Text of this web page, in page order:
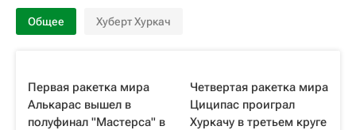
Общее Хуберт Хуркач
Первая ракетка мира
Алькарас вышел в
полуфинал "Мастерса" в
Четвертая ракетка мира
Циципас проиграл
Хуркачу в третьем круге